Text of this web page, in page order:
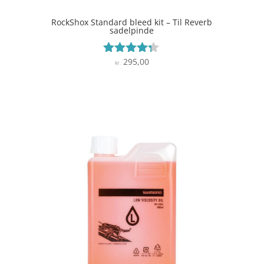
RockShox Standard bleed kit – Til Reverb
sadelpinde
Vurderet
kr.295,00